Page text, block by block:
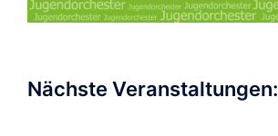
Nächste Veranstaltungen: